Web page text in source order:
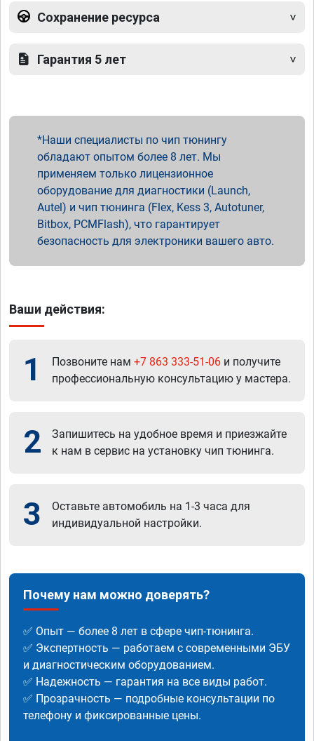
Сохранение ресурса
Гарантия 5 лет
Наши специалисты по чип тюнингу
обладают опытом более 8 лет. Мы
применяем только лицензионное
оборудование для диагностики (Launch,
Autel) и чип тюнинга (Flex, Kess 3, Autotuner,
Bitbox, PCMFlash), что гарантирует
безопасность для электроники вашего авто.
Ваши действия:
1 Позвоните нам +7 863 333-51-06 и получите
профессиональную консультацию у мастера.
2
Запишитесь на удобное время и приезжайте
к нам в сервис на установку чип тюнинга.
3
Оставьте автомобиль на 1-3 часа для
индивидуальной настройки.
Почему нам можно доверять?
✅ Опыт — более 8 лет в сфере чип-тюнинга.
✅ Экспертность — работаем с современными ЭБУ
и диагностическим оборудованием.
✅ Надежность — гарантия на все виды работ.
✅ Прозрачность — подробные консультации по
телефону и фиксированные цены.